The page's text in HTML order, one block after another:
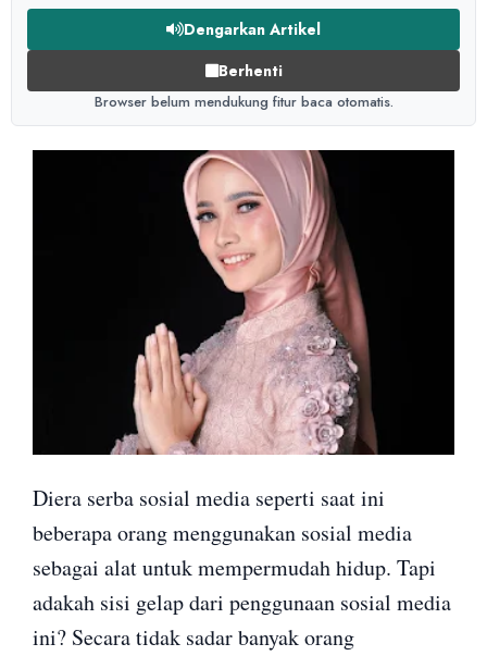
Dengarkan Artikel
Berhenti
Browser belum mendukung fitur baca otomatis.
Diera serba sosial media seperti saat ini
beberapa orang menggunakan sosial media
sebagai alat untuk mempermudah hidup. Tapi
adakah sisi gelap dari penggunaan sosial media
ini? Secara tidak sadar banyak orang